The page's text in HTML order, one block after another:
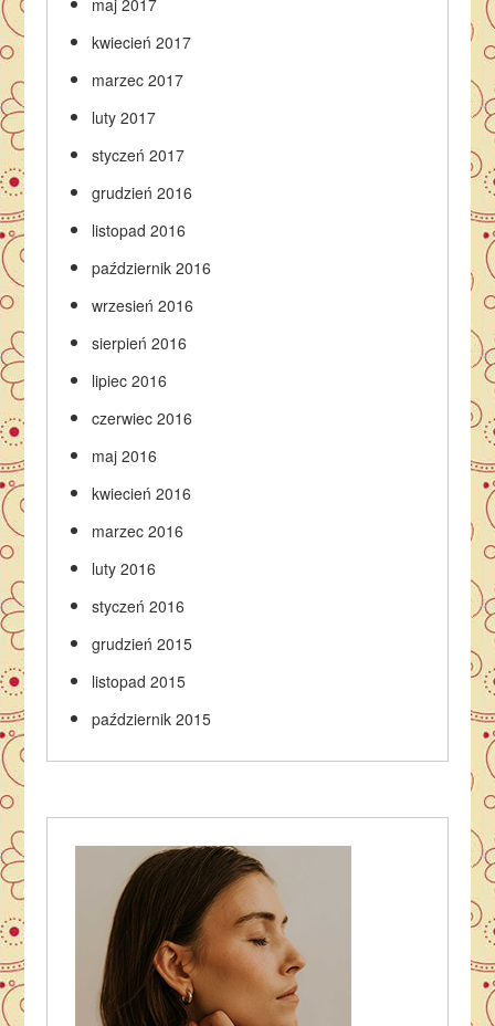
maj 2017
kwiecień 2017
marzec 2017
luty 2017
styczeń 2017
grudzień 2016
listopad 2016
październik 2016
wrzesień 2016
sierpień 2016
lipiec 2016
czerwiec 2016
maj 2016
kwiecień 2016
marzec 2016
luty 2016
styczeń 2016
grudzień 2015
listopad 2015
październik 2015